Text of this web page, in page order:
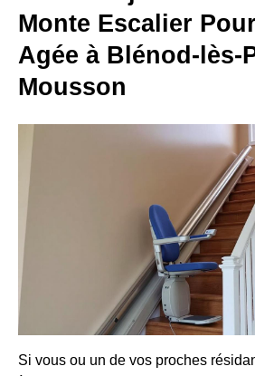
Monte Escalier
Agée à Blénod-lès-
Mousson
Si vous ou un de vos proches